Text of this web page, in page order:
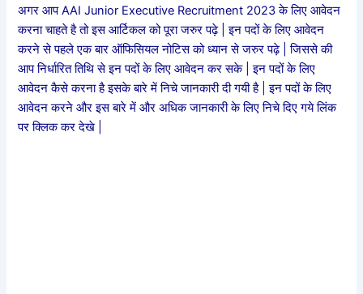
अगर आप AAI Junior Executive Recruitment 2023 के लिए आवेदन
करना चाहते है तो इस आर्टिकल को पूरा जरुर पढ़े | इन पदों के लिए आवेदन
करने से पहले एक बार ऑफिसियल नोटिस को ध्यान से जरुर पढ़े | जिससे की
आप निर्धारित तिथि से इन पदों के लिए आवेदन कर सके | इन पदों के लिए
आवेदन कैसे करना है इसके बारे में निचे जानकारी दी गयी है | इन पदों के लिए
आवेदन करने और इस बारे में और अधिक जानकारी के लिए निचे दिए गये लिंक
पर क्लिक कर देखे |